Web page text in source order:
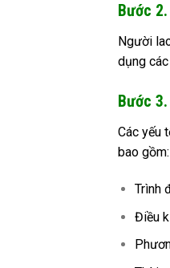
Bước
Người
dụng
Bước
Các yếu
bao gồm:
Trình
Điều